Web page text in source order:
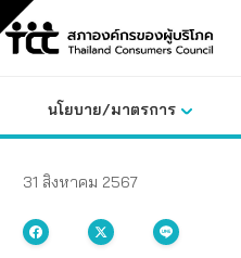
นโยบาย/มาตรการ
31 สิงหาคม 2567